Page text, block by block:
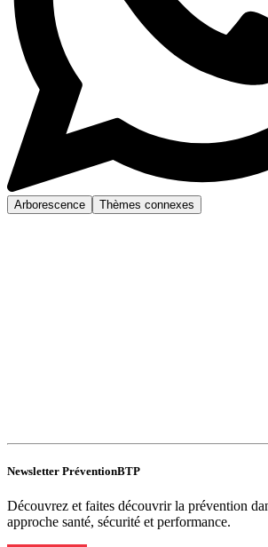
Arborescence Thèmes connexes
Newsletter PréventionBTP
Découvrez et faites découvrir la prévention
approche santé, sécurité et performance.